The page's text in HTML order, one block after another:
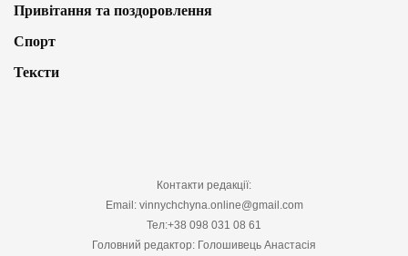
Привітання та поздоровлення
Спорт
Тексти
Контакти редакції:
Email: vinnychchyna.online@gmail.com
Тел:+38 098 031 08 61
Головний редактор: Голошивець Анастасія